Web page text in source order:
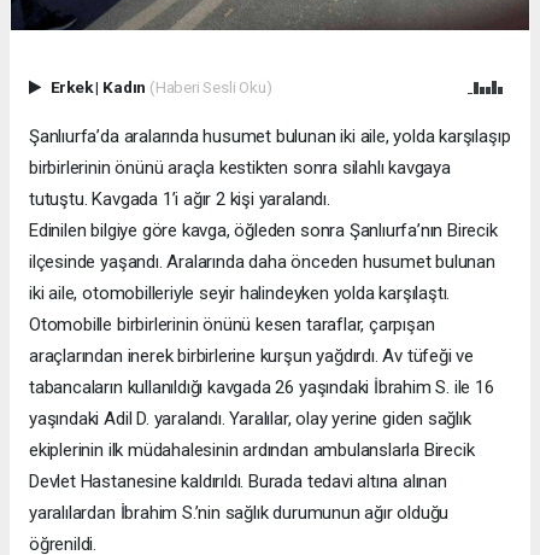
Erkek| Kadın (Haberi Sesli Oku)
Şanlıurfa’da aralarında husumet bulunan iki aile, yolda karşılaşıp
birbirlerinin önünü araçla kestikten sonra silahlı kavgaya
tutuştu. Kavgada 1’i ağır 2 kişi yaralandı.
Edinilen bilgiye göre kavga, öğleden sonra Şanlıurfa’nın Birecik
ilçesinde yaşandı. Aralarında daha önceden husumet bulunan
iki aile, otomobilleriyle seyir halindeyken yolda karşılaştı.
Otomobille birbirlerinin önünü kesen taraflar, çarpışan
araçlarından inerek birbirlerine kurşun yağdırdı. Av tüfeği ve
tabancaların kullanıldığı kavgada 26 yaşındaki İbrahim S. ile 16
yaşındaki Adil D. yaralandı. Yaralılar, olay yerine giden sağlık
ekiplerinin ilk müdahalesinin ardından ambulanslarla Birecik
Devlet Hastanesine kaldırıldı. Burada tedavi altına alınan
yaralılardan İbrahim S.’nin sağlık durumunun ağır olduğu
öğrenildi.